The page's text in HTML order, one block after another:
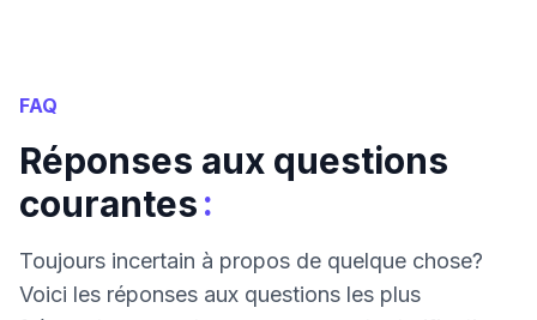
FAQ
Réponses aux questions
courantes:
Toujours incertain à propos de quelque chose?
Voici les réponses aux questions les plus